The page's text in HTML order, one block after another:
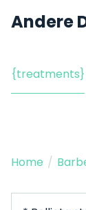
Andere
{treatments}
Home /